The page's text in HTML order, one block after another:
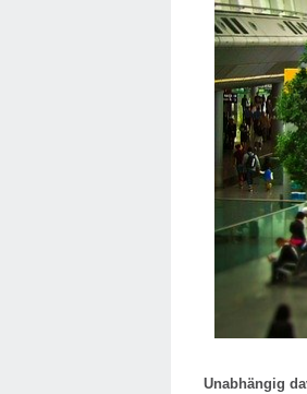
Unabhängig